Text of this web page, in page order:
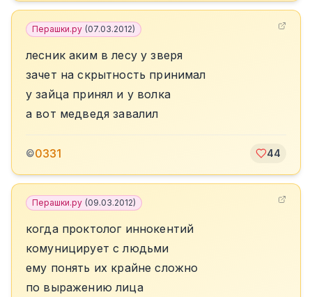
Перашки.ру (07.03.2012)
лесник аким в лесу у зверя
зачет на скрытность принимал
у зайца принял и у волка
а вот медведя завалил
©0331 44
Перашки.ру (09.03.2012)
когда проктолог иннокентий
комуницирует с людьми
ему понять их крайне сложно
по выражению лица